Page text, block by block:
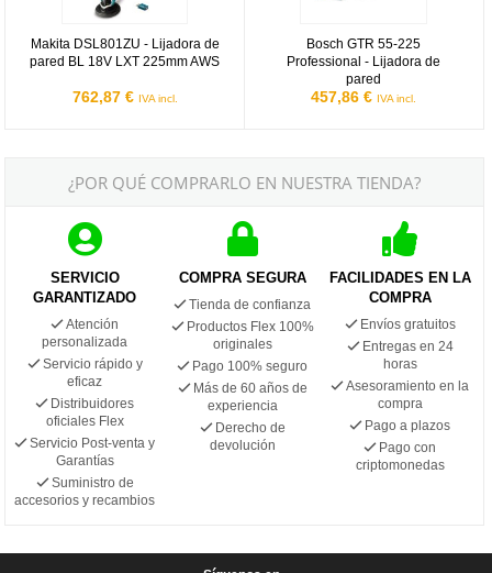
Makita DSL801ZU - Lijadora de
pared BL 18V LXT 225mm AWS
762,87 € IVA incl.
Bosch GTR 55-225
Professional - Lijadora de
pared
457,86 € IVA incl.
¿POR QUÉ COMPRARLO EN NUESTRA TIENDA?
SERVICIO
GARANTIZADO
Atención
personalizada
Servicio rápido y
eficaz
Distribuidores
oficiales Flex
Servicio Post-venta y
Garantías
Suministro de
accesorios y recambios
COMPRA SEGURA
Tienda de confianza
Productos Flex 100%
originales
Pago 100% seguro
Más de 60 años de
experiencia
Derecho de
devolución
FACILIDADES EN LA
COMPRA
Envíos gratuitos
Entregas en 24
horas
Asesoramiento en la
compra
Pago a plazos
Pago con
criptomonedas